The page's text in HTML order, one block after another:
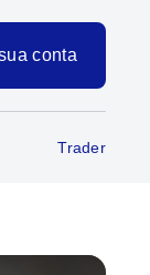
conta
Trader